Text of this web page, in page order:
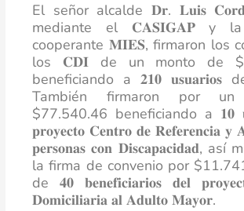
El señor alcalde 𝐃𝐫. 𝐋𝐮𝐢𝐬
mediante el 𝐂𝐀𝐒𝐈𝐆𝐀𝐏 y la
cooperante 𝐌𝐈𝐄𝐒, firmaron los
los 𝐂𝐃𝐈 de un monto de
beneficiando a 𝟐𝟏𝟎 𝐮𝐬𝐮𝐚𝐫𝐢𝐨𝐬
También firmaron por
$77.540.46 beneficiando a 𝟏𝟎
𝐩𝐫𝐨𝐲𝐞𝐜𝐭𝐨 𝐂𝐞𝐧𝐭𝐫𝐨 𝐝𝐞 𝐑𝐞𝐟𝐞𝐫𝐞𝐧𝐜𝐢𝐚 𝐲
𝐩𝐞𝐫𝐬𝐨𝐧𝐚𝐬 𝐜𝐨𝐧 𝐃𝐢𝐬𝐜𝐚𝐩𝐚𝐜𝐢𝐝𝐚𝐝, así
la firma de convenio por
de 𝟒𝟎 𝐛𝐞𝐧𝐞𝐟𝐢𝐜𝐢𝐚𝐫𝐢𝐨𝐬 𝐝𝐞𝐥
𝐃𝐨𝐦𝐢𝐜𝐢𝐥𝐢𝐚𝐫𝐢𝐚 𝐚𝐥 𝐀𝐝𝐮𝐥𝐭𝐨 𝐌𝐚𝐲𝐨𝐫.